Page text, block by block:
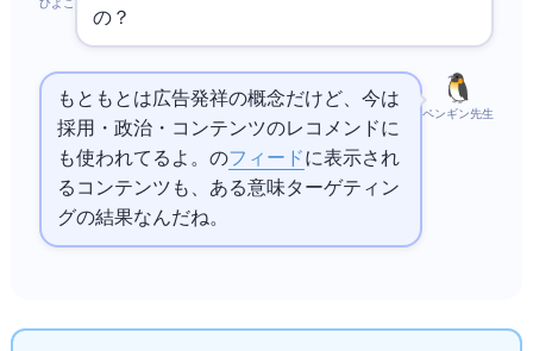
ひよこ
の？
ペンギン先生
もともとは広告発祥の概念だけど、今は
採用・政治・コンテンツのレコメンドに
も使われてるよ。SNSのフィードに表示され
るコンテンツも、ある意味ターゲティン
グの結果なんだね。